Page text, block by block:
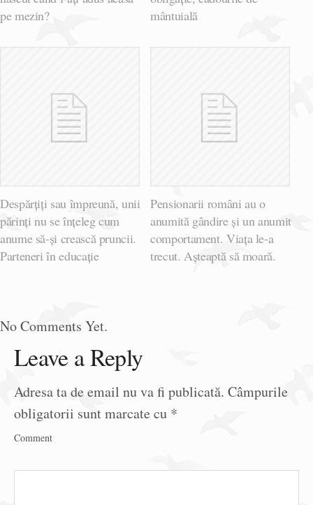
pe mezin?
mântuială
Despărțiți sau împreună, unii
părinți nu se înțeleg cum
anume să-și crească pruncii.
Parteneri în educație
Pensionarii români au o
anumită gândire și un anumit
comportament. Viața le-a
trecut. Așteaptă să moară.
No Comments Yet.
Leave a Reply
Adresa ta de email nu va fi publicată. Câmpurile
obligatorii sunt marcate cu *
Comment